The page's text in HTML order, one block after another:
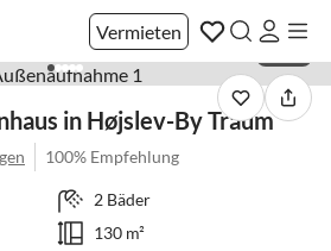
Vermieten
in Højslev-By Traum
100% Empfehlung
2 Bäder
130 m²